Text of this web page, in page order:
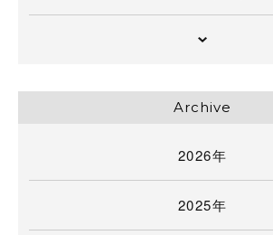
Archive
2026年
2025年